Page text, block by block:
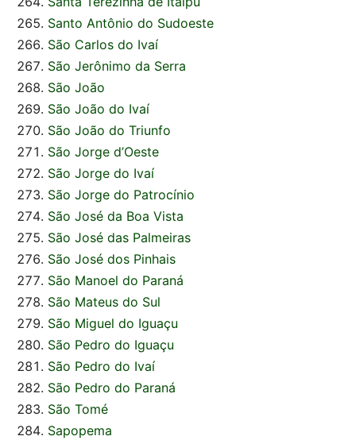
Santo Antônio do Sudoeste
São Carlos do Ivaí
São Jerônimo da Serra
São João
São João do Ivaí
São João do Triunfo
São Jorge d’Oeste
São Jorge do Ivaí
São Jorge do Patrocínio
São José da Boa Vista
São José das Palmeiras
São José dos Pinhais
São Manoel do Paraná
São Mateus do Sul
São Miguel do Iguaçu
São Pedro do Iguaçu
São Pedro do Ivaí
São Pedro do Paraná
São Tomé
Sapopema